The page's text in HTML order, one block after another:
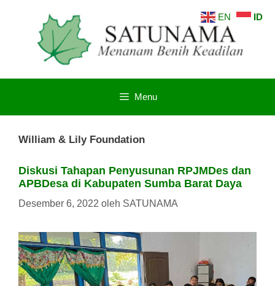
Menu
William & Lily Foundation
Diskusi Tahapan Penyusunan RPJMDes dan
APBDesa di Kabupaten Sumba Barat Daya
Desember 6, 2022 oleh SATUNAMA
EN ID